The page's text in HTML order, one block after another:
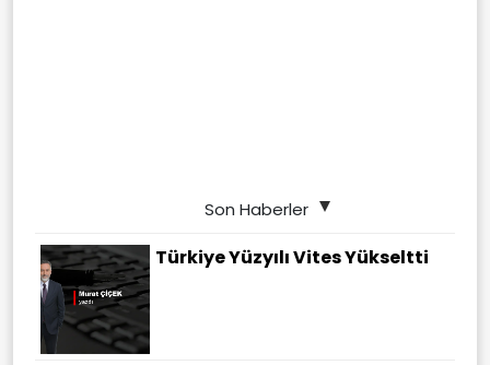
Son Haberler
Türkiye Yüzyılı Vites Yükseltti